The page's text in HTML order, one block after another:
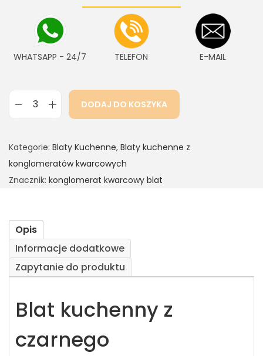
WHATSAPP - 24/7 TELEFON E-MAIL
DODAJ DO KOSZYKA
Kategorie: Blaty Kuchenne, Blaty kuchenne z
konglomeratów kwarcowych
Znacznik: konglomerat kwarcowy blat
Opis
Informacje dodatkowe
Zapytanie do produktu
Blat kuchenny z
czarnego